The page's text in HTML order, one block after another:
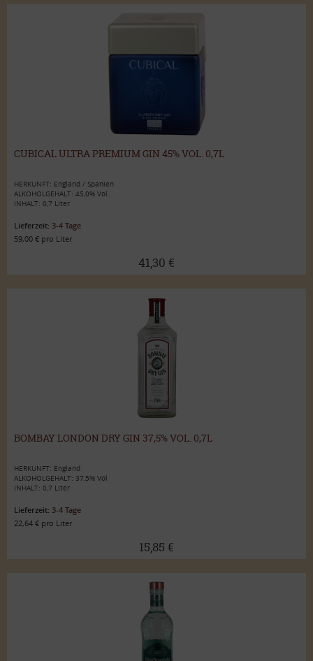
CUBICAL ULTRA PREMIUM GIN 45% VOL. 0,7L
HERKUNFT: England / Spanien
ALKOHOLGEHALT: 45,0% Vol.
INHALT: 0,7 Liter
Lieferzeit: 3-4 Tage
59,00 € pro Liter
41,30 €
BOMBAY LONDON DRY GIN 37,5% VOL. 0,7L
HERKUNFT: England
ALKOHOLGEHALT: 37,5% Vol
INHALT: 0,7 Liter
Lieferzeit: 3-4 Tage
22,64 € pro Liter
15,85 €